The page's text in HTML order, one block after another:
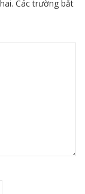
Các trường bắt